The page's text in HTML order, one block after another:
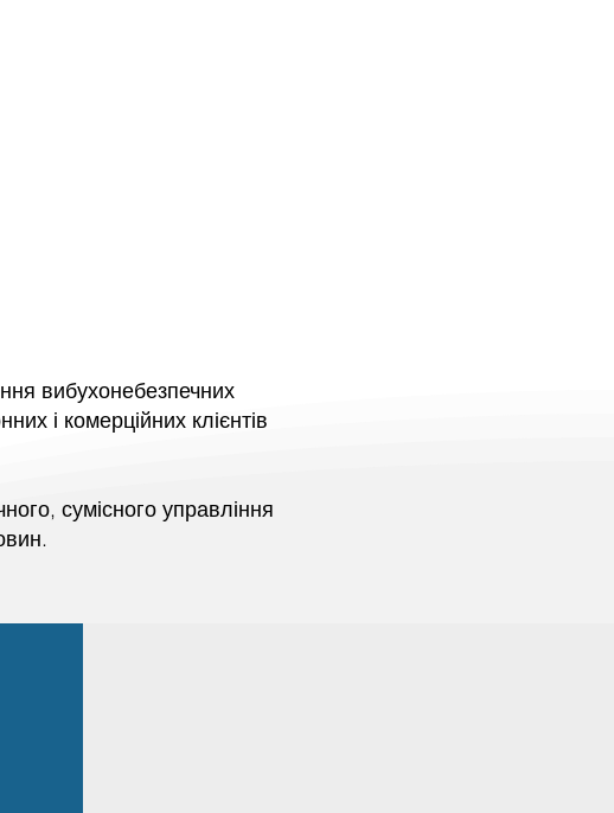
вибухонебезпечних
і комерційних клієнтів
сумісного управління